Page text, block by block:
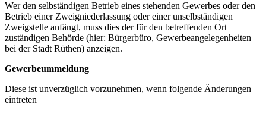
Wer den selbständigen Betrieb eines stehenden Gewerbes oder den
Betrieb einer Zweigniederlassung oder einer unselbständigen
Zweigstelle anfängt, muss dies der für den betreffenden Ort
zuständigen Behörde (hier: Bürgerbüro, Gewerbeangelegenheiten
bei der Stadt Rüthen) anzeigen.
Gewerbeummeldung
Diese ist unverzüglich vorzunehmen, wenn folgende Änderungen
eintreten